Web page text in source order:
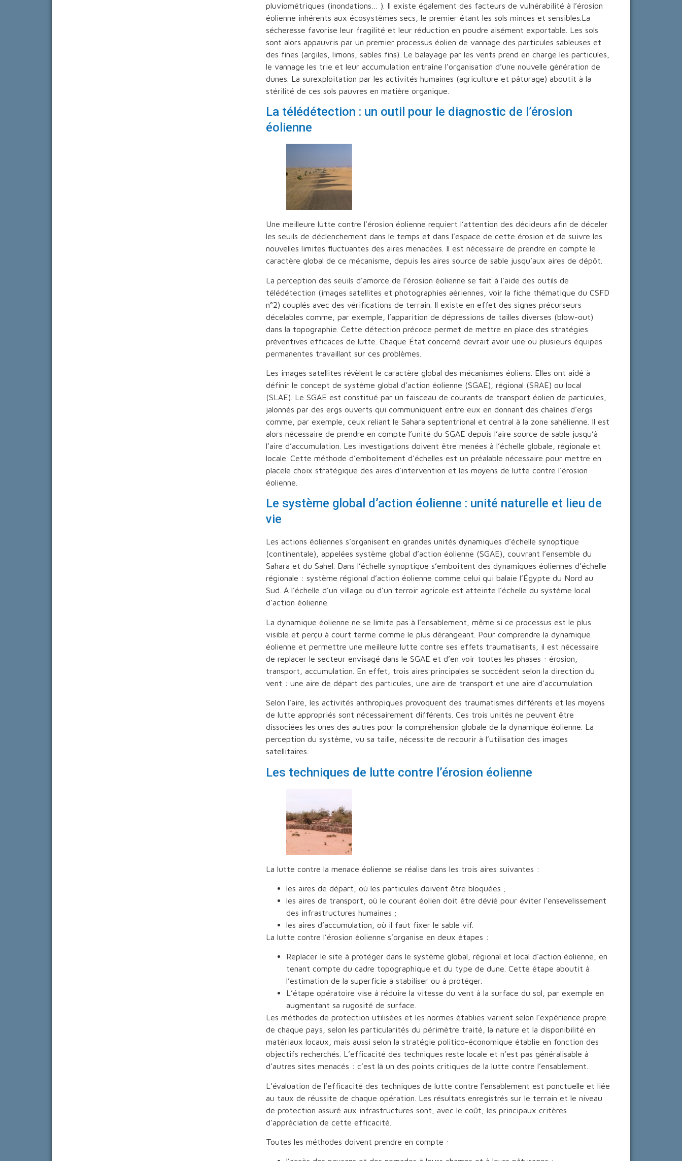
pluviométriques (inondations… ). Il existe également des facteurs de vulnérabilité à l’érosion
éolienne inhérents aux écosystèmes secs, le premier étant les sols minces et sensibles.La
sécheresse favorise leur fragilité et leur réduction en poudre aisément exportable. Les sols
sont alors appauvris par un premier processus éolien de vannage des particules sableuses et
des fines (argiles, limons, sables fins). Le balayage par les vents prend en charge les particules,
le vannage les trie et leur accumulation entraîne l’organisation d’une nouvelle génération de
dunes. La surexploitation par les activités humaines (agriculture et pâturage) aboutit à la
stérilité de ces sols pauvres en matière organique.
La télédétection : un outil pour le diagnostic de l’érosion
éolienne
Une meilleure lutte contre l’érosion éolienne requiert l’attention des décideurs afin de déceler
les seuils de déclenchement dans le temps et dans l’espace de cette érosion et de suivre les
nouvelles limites fluctuantes des aires menacées. Il est nécessaire de prendre en compte le
caractère global de ce mécanisme, depuis les aires source de sable jusqu’aux aires de dépôt.
La perception des seuils d’amorce de l’érosion éolienne se fait à l’aide des outils de
télédétection (images satellites et photographies aériennes, voir la fiche thématique du CSFD
n°2) couplés avec des vérifications de terrain. Il existe en effet des signes précurseurs
décelables comme, par exemple, l’apparition de dépressions de tailles diverses (blow-out)
dans la topographie. Cette détection précoce permet de mettre en place des stratégies
préventives efficaces de lutte. Chaque État concerné devrait avoir une ou plusieurs équipes
permanentes travaillant sur ces problèmes.
Les images satellites révèlent le caractère global des mécanismes éoliens. Elles ont aidé à
définir le concept de système global d’action éolienne (SGAE), régional (SRAE) ou local
(SLAE). Le SGAE est constitué par un faisceau de courants de transport éolien de particules,
jalonnés par des ergs ouverts qui communiquent entre eux en donnant des chaînes d’ergs
comme, par exemple, ceux reliant le Sahara septentrional et central à la zone sahélienne. Il est
alors nécessaire de prendre en compte l’unité du SGAE depuis l’aire source de sable jusqu’à
l’aire d’accumulation. Les investigations doivent être menées à l’échelle globale, régionale et
locale. Cette méthode d’emboîtement d’échelles est un préalable nécessaire pour mettre en
placele choix stratégique des aires d’intervention et les moyens de lutte contre l’érosion
éolienne.
Le système global d’action éolienne : unité naturelle et lieu de
vie
Les actions éoliennes s’organisent en grandes unités dynamiques d’échelle synoptique
(continentale), appelées système global d’action éolienne (SGAE), couvrant l’ensemble du
Sahara et du Sahel. Dans l’échelle synoptique s’emboîtent des dynamiques éoliennes d’échelle
régionale : système régional d’action éolienne comme celui qui balaie l’Égypte du Nord au
Sud. À l’échelle d’un village ou d’un terroir agricole est atteinte l’échelle du système local
d’action éolienne.
La dynamique éolienne ne se limite pas à l’ensablement, même si ce processus est le plus
visible et perçu à court terme comme le plus dérangeant. Pour comprendre la dynamique
éolienne et permettre une meilleure lutte contre ses effets traumatisants, il est nécessaire
de replacer le secteur envisagé dans le SGAE et d’en voir toutes les phases : érosion,
transport, accumulation. En effet, trois aires principales se succèdent selon la direction du
vent : une aire de départ des particules, une aire de transport et une aire d’accumulation.
Selon l’aire, les activités anthropiques provoquent des traumatismes différents et les moyens
de lutte appropriés sont nécessairement différents. Ces trois unités ne peuvent être
dissociées les unes des autres pour la compréhension globale de la dynamique éolienne. La
perception du système, vu sa taille, nécessite de recourir à l’utilisation des images
satellitaires.
Les techniques de lutte contre l’érosion éolienne
La lutte contre la menace éolienne se réalise dans les trois aires suivantes :
les aires de départ, où les particules doivent être bloquées ;
les aires de transport, où le courant éolien doit être dévié pour éviter l’ensevelissement
des infrastructures humaines ;
les aires d’accumulation, où il faut fixer le sable vif.
La lutte contre l’érosion éolienne s’organise en deux étapes :
Replacer le site à protéger dans le système global, régional et local d’action éolienne, en
tenant compte du cadre topographique et du type de dune. Cette étape aboutit à
l’estimation de la superficie à stabiliser ou à protéger.
L’étape opératoire vise à réduire la vitesse du vent à la surface du sol, par exemple en
augmentant sa rugosité de surface.
Les méthodes de protection utilisées et les normes établies varient selon l’expérience propre
de chaque pays, selon les particularités du périmètre traité, la nature et la disponibilité en
matériaux locaux, mais aussi selon la stratégie politico-économique établie en fonction des
objectifs recherchés. L’efficacité des techniques reste locale et n’est pas généralisable à
d’autres sites menacés : c’est là un des points critiques de la lutte contre l’ensablement.
L’évaluation de l’efficacité des techniques de lutte contre l’ensablement est ponctuelle et liée
au taux de réussite de chaque opération. Les résultats enregistrés sur le terrain et le niveau
de protection assuré aux infrastructures sont, avec le coût, les principaux critères
d’appréciation de cette efficacité.
Toutes les méthodes doivent prendre en compte :